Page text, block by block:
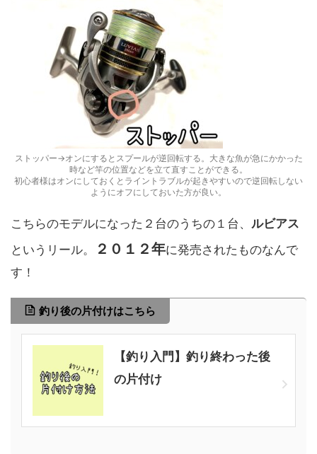
ストッパー→オンにするとスプールが逆回転する。大きな魚が急にかかった
時など竿の位置などを立て直すことができる。
初心者様はオンにしておくとライントラブルが起きやすいので逆回転しない
ようにオフにしておいた方が良い。
こちらのモデルになった２台のうちの１台、 ルビアス
というリール。
２０１２年に発売されたものなんで
す！
釣り後の片付けはこちら
【釣り入門】釣り終わった後
の片付け